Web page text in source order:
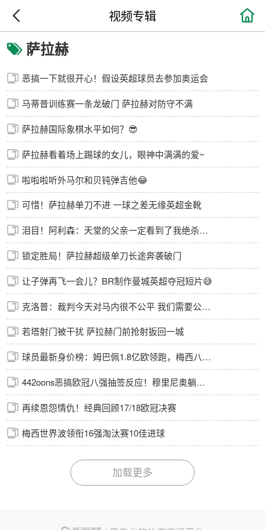
 视频专辑
萨拉赫
恶搞一下就很开心！假设英超球员去参加奥运会
马蒂普训练赛一条龙破门 萨拉赫对防守不满
萨拉赫国际象棋水平如何？😎
萨拉赫看着场上踢球的女儿，眼神中满满的爱~
啦啦啦听外马尔和贝钝弹吉他😂
可惜！萨拉赫单刀不进 一球之差无缘英超金靴
泪目！阿利森：天堂的父亲一定看到了我绝杀对手的进球
锁定胜局！萨拉赫超级单刀长途奔袭破门
让子弹再飞一会儿？BR制作曼城英超夺冠短片😅
克洛普：裁判今天对马内很不公平 我们需要公正的裁判
若塔射门被干扰 萨拉赫门前抢射扳回一城
球员最新身价榜：姆巴佩1.8亿欧领跑，梅西八千万
442oons恶搞欧冠八强抽签反应！穆里尼奥躺着也中枪！
再续恩怨情仇！经典回顾17/18欧冠决赛
梅西世界波领衔16强淘汰赛10佳进球
加载更多